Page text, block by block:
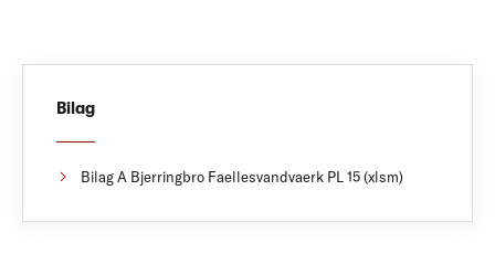
Bilag
Bilag A Bjerringbro Faellesvandvaerk PL 15 (xlsm)